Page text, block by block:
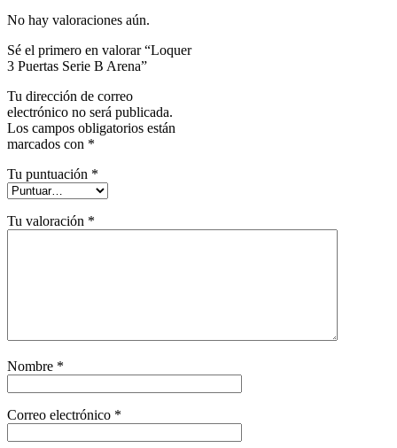
No hay valoraciones aún.
Sé el primero en valorar “Loquer
3 Puertas Serie B Arena”
Tu dirección de correo
electrónico no será publicada.
Los campos obligatorios están
marcados con *
Tu puntuación *
Tu valoración *
Nombre *
Correo electrónico *